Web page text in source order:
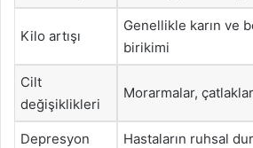
Kilo artışı
Genellikle karın ve
birikimi
Cilt
değişiklikleri
Morarmalar,
Depresyon Hastaların ruhsal